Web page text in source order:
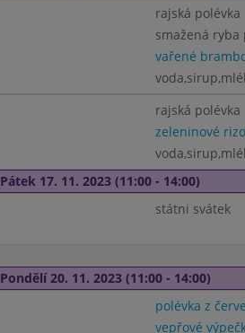
rajská polévka
smažená ryba
vařené
rajská polévka
zeleninové
Pátek 17. 11. 2023 (11:00 - 14:00)
státni svátek
Pondělí 20. 11. 2023 (11:00 - 14:00)
polévka z
vepřové